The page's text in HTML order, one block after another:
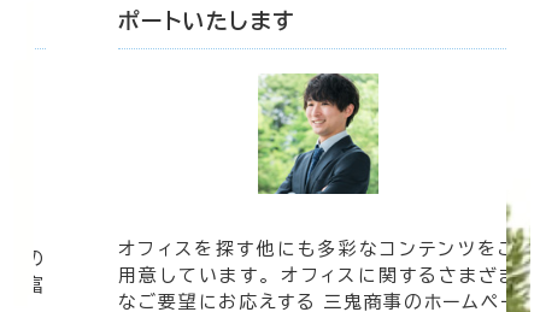
の
豊富
ポートいたします
オフィスを探す他にも多彩なコンテンツをご
用意しています。 オフィスに関するさまざま
なご要望にお応えする 三鬼商事のホームペー